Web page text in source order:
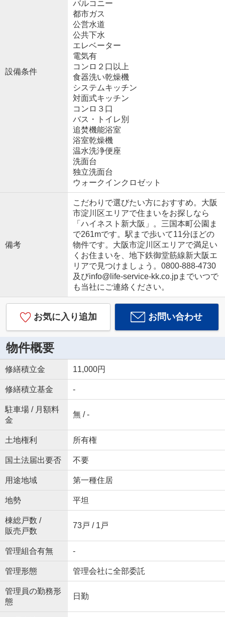
設備条件
バルコニー
都市ガス
公営水道
公共下水
エレベーター
電気有
コンロ２口以上
食器洗い乾燥機
システムキッチン
対面式キッチン
コンロ３口
バス・トイレ別
追焚機能浴室
浴室乾燥機
温水洗浄便座
洗面台
独立洗面台
ウォークインクロゼット
備考
こだわりで選びたい方におすすめ。大阪
市淀川区エリアで住まいをお探しなら
「ハイネスト新大阪」。三国本町公園ま
で261mです。駅まで歩いて11分ほどの
物件です。大阪市淀川区エリアで満足い
くお住まいを、地下鉄御堂筋線新大阪エ
リアで見つけましょう。0800-888-4730
及びinfo@life-service-kk.co.jpまでいつで
も当社にご連絡ください。
お気に入り追加 お問い合わせ
物件概要
修繕積立金 11,000円
修繕積立基金 -
駐車場 / 月額料
金
無 / -
土地権利 所有権
国土法届出要否 不要
用途地域 第一種住居
地勢 平坦
棟総戸数 /
販売戸数
73戸 / 1戸
管理組合有無 -
管理形態 管理会社に全部委託
管理員の勤務形
態
日勤